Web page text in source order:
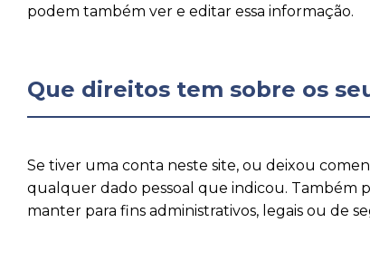
podem também ver e editar essa informação.
Que direitos tem sobre os
Se tiver uma conta neste site, ou deixou
qualquer dado pessoal que indicou. Também
manter para fins administrativos, legais ou de